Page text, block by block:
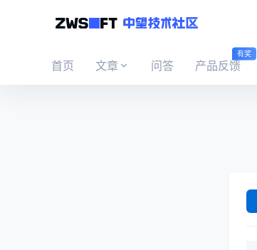
首页 文章 问答 产品反馈
有奖